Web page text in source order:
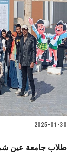
2025-01-30
طلاب جامعة عين